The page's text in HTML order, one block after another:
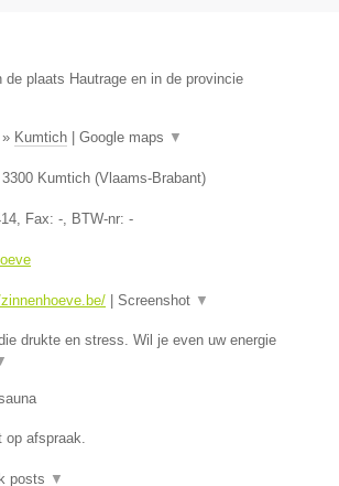
de plaats Hautrage en in de provincie
» Kumtich Google maps ▼
3300 Kumtich (Vlaams-Brabant)
, Fax: -, BTW-nr: -
Screenshot ▼
drukte en stress. Wil je even uw energie
op afspraak.
posts ▼